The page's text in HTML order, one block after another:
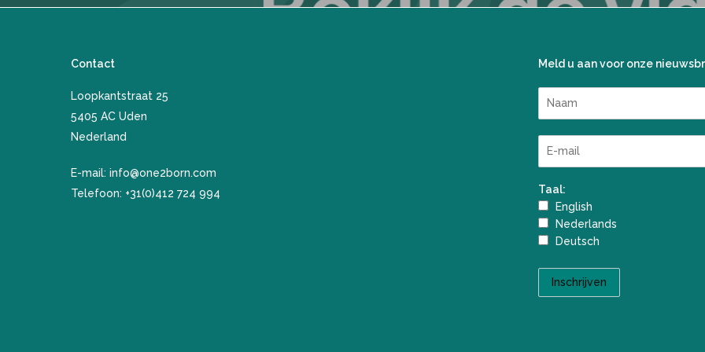
Contact
Loopkantstraat 25
​5405 AC Uden
Nederland
E-mail: info@one2born.com
Telefoon: +31(0)412 724 994
Meld u aan voor onze
Taal:
English
Nederlands
Deutsch